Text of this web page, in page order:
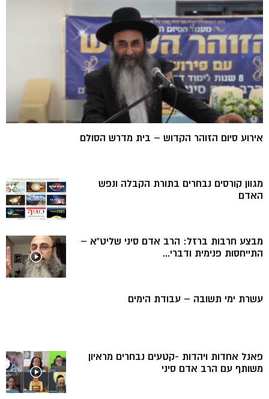
אירוע סיום הזוהר הקדוש – בית מדרש הסולם
מגוון קורסים נבחרים בתורת הקבלה ונפש
האדם
מבצע חרבות ברזל: הרב אדם סיני שליט”א –
התייחסות פנימית ודברי...
עשרת ימי תשובה – עבודת הימים
פאנל אחדות ויהדות -קטעים נבחרים מראיון
משותף עם הרב אדם סיני